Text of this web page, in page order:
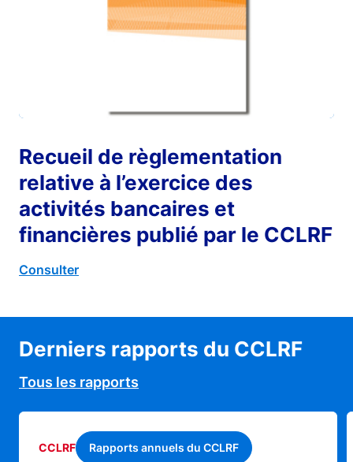
Recueil de règlementation
relative à l’exercice des
activités bancaires et
financières publié par le CCLRF
Consulter
Derniers rapports du CCLRF
Tous les rapports
CCLRF Rapports annuels du CCLRF